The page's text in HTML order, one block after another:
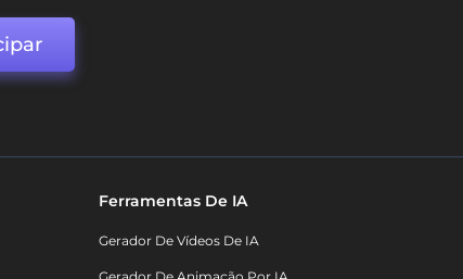
Ferramentas De IA
Gerador De Vídeos De IA